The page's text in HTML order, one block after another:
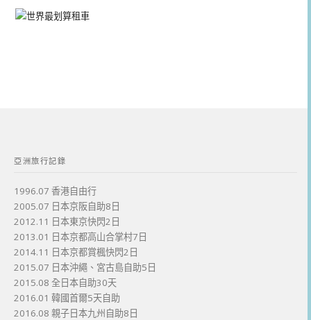
亞洲旅行記錄
1996.07 香港自由行
2005.07 日本京阪自助8日
2012.11 日本東京快閃2日
2013.01 日本京都高山合掌村7日
2014.11 日本京都賞楓快閃2日
2015.07 日本沖繩、宮古島自助5日
2015.08 全日本自助30天
2016.01 韓國首爾5天自助
2016.08 親子日本九州自助8日